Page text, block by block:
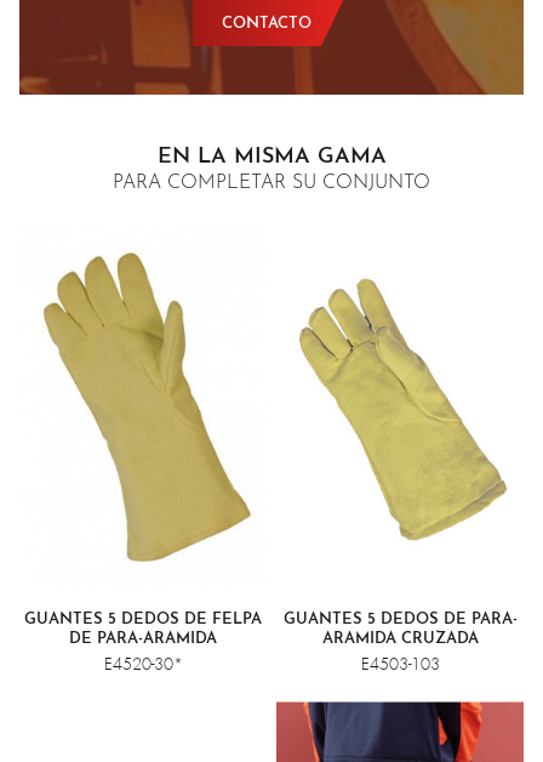
CONTACTO
EN LA MISMA GAMA
PARA COMPLETAR SU CONJUNTO
GUANTES 5 DEDOS DE FELPA
DE PARA-ARAMIDA
E4520-30*
GUANTES 5 DEDOS DE PARA-
ARAMIDA CRUZADA
E4503-103